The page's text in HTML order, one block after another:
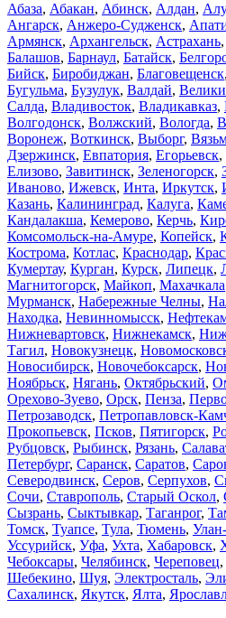
Абаза, Абакан, Абинск, Алдан,
Ангарск, Анжеро-Судженск,
Армянск, Архангельск, Астрахань,
Балашов, Барнаул, Батайск,
Бийск, Биробиджан, Благовещенск,
Бугульма, Бузулук, Валдай,
Салда, Владивосток, Владикавказ,
Волгодонск, Волжский, Вологда,
Воронеж, Воткинск, Выборг,
Дзержинск, Евпатория, Егорьевск,
Елизово, Завитинск, Зеленогорск,
Иваново, Ижевск, Инта, Иркутск,
Казань, Калининград, Калуга,
Кандалакша, Кемерово, Керчь,
Комсомольск-на-Амуре, Копейск,
Кострома, Котлас, Краснодар,
Кумертау, Курган, Курск, Липецк,
Магнитогорск, Майкоп, Махачкала
Мурманск, Набережные Челны,
Находка, Невинномысск,
Нижневартовск, Нижнекамск,
Тагил, Новокузнецк,
Новосибирск, Новочебоксарск,
Ноябрьск, Нягань, Октябрьский,
Орехово-Зуево, Орск, Пенза,
Петрозаводск, Петропавловск-
Прокопьевск, Псков, Пятигорск,
Рубцовск, Рыбинск, Рязань,
Петербург, Саранск, Саратов,
Северодвинск, Серов, Серпухов,
Сочи, Ставрополь, Старый Оскол,
Сызрань, Сыктывкар, Таганрог,
Томск, Туапсе, Тула, Тюмень,
Уссурийск, Уфа, Ухта, Хабаровск,
Чебоксары, Челябинск, Череповец,
Шебекино, Шуя, Электросталь,
Сахалинск, Якутск, Ялта,